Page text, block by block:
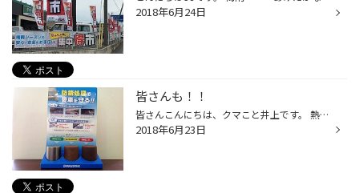
2018年6月24日
皆さんも！！
皆さんこんにちは、クマこと井上です。 熱くなってきましたね～ジメジメしてきましたね～ こんなときはクーラーきいた部屋でアイスでも なんて良いですね。 さてさて皆さん お車の防錆いかがでしょうか？ 夏に防錆？冬でいいじゃん！ と考えがちですが 夏の防錆コーティングはマフラーなどに融雪剤...
2018年6月23日